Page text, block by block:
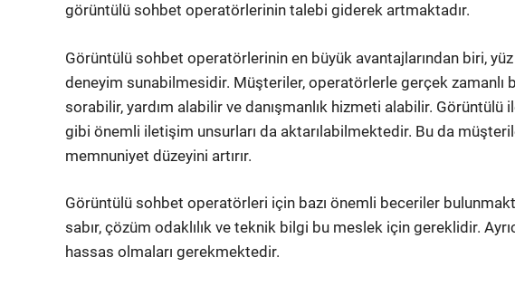
görüntülü sohbet operatörlerinin talebi giderek artmaktadır.
Görüntülü sohbet operatörlerinin en büyük avantajlarından biri,
deneyim sunabilmesidir. Müşteriler, operatörlerle gerçek zamanlı
sorabilir, yardım alabilir ve danışmanlık hizmeti alabilir.
gibi önemli iletişim unsurları da aktarılabilmektedir. Bu da
memnuniyet düzeyini artırır.
Görüntülü sohbet operatörleri için bazı önemli beceriler
sabır, çözüm odaklılık ve teknik bilgi bu meslek için gereklidir.
hassas olmaları gerekmektedir.